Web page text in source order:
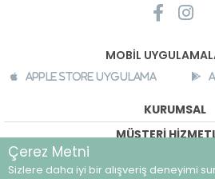
MOBİL
Apple Store Uygulama
KURUMSAL
MÜŞTERİ
Çerez Metni
Sizlere daha iyi bir alışveriş deneyimi